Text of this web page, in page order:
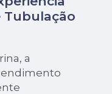
Tubulação
a